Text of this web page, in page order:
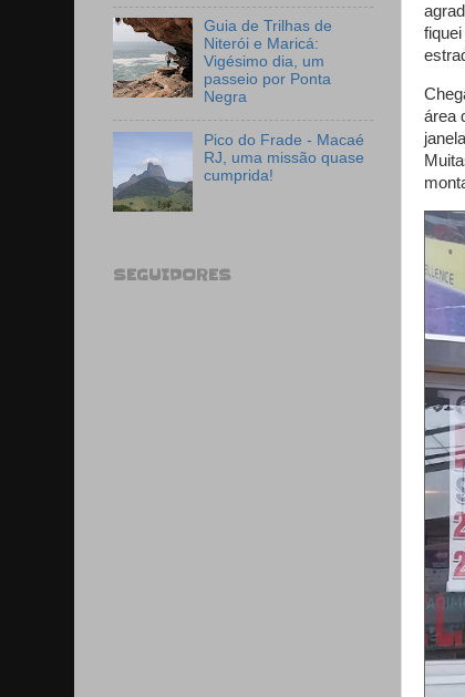
área
Guia de Trilhas de
Niterói e Maricá:
Vigésimo dia, um
passeio por Ponta
Negra
Pico do Frade - Macaé
RJ, uma missão quase
cumprida!
SEGUIDORES